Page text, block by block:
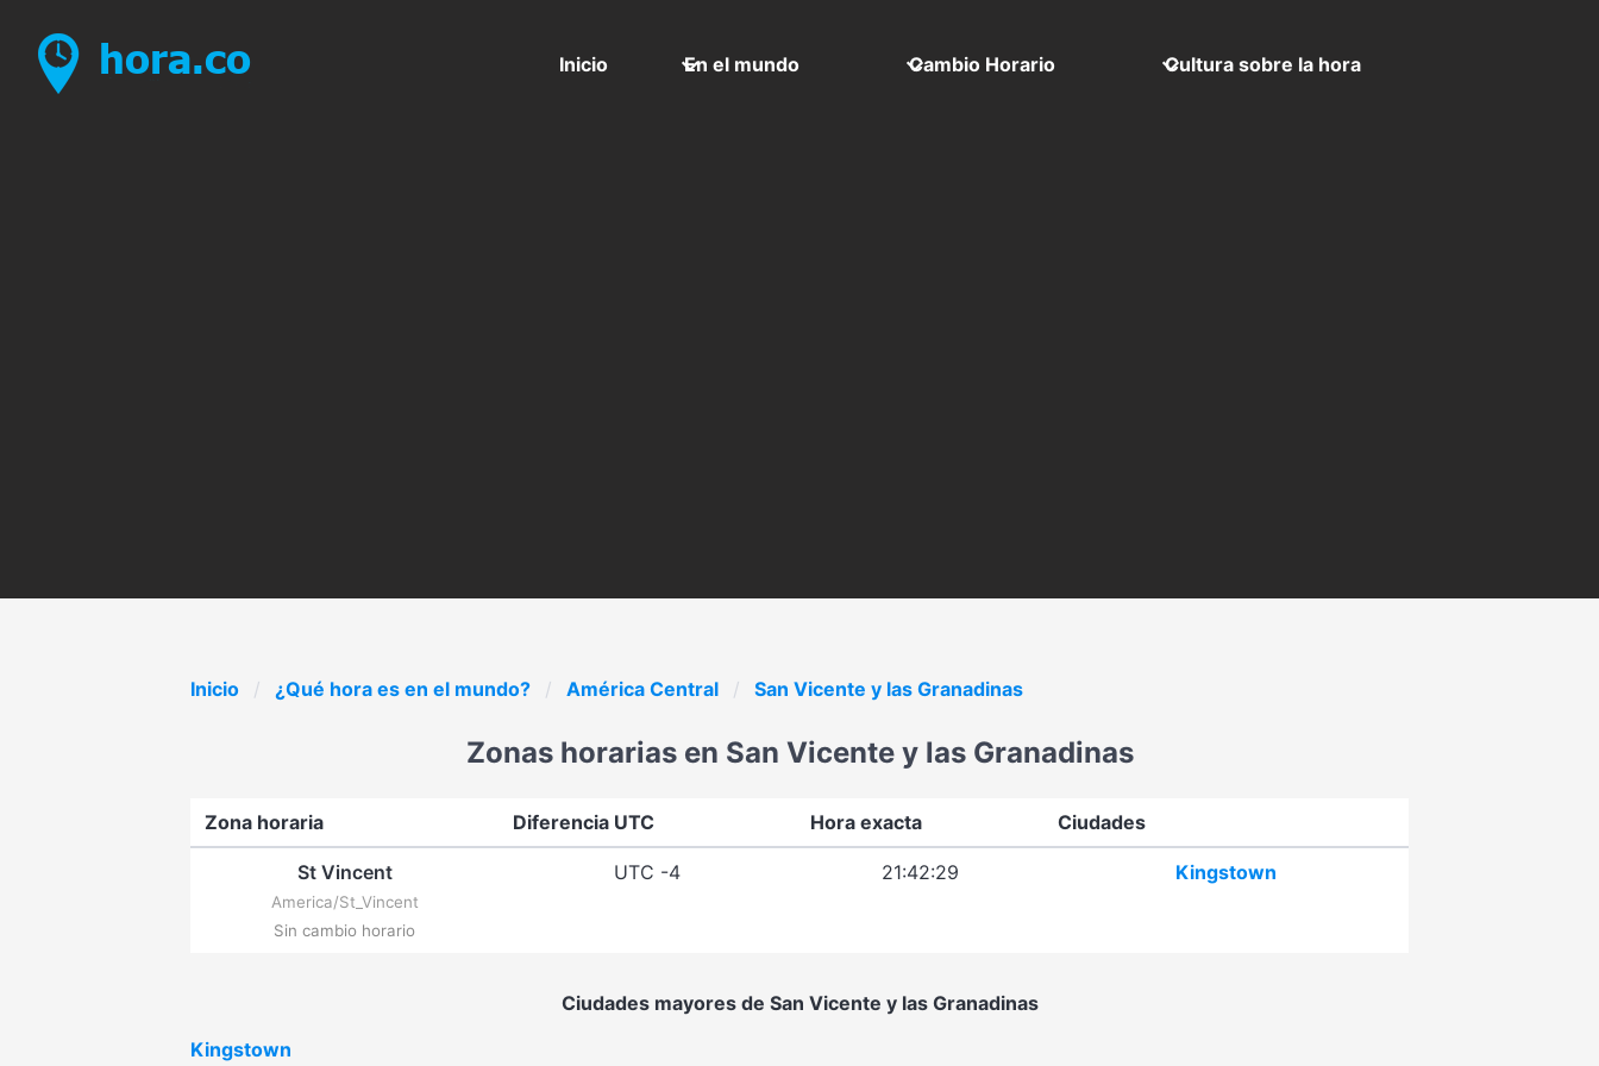
Inicio En el mundo Cambio Horario Cultura sobre la hora
Inicio ¿Qué hora es en el mundo? América Central San Vicente y las Granadinas
Zonas horarias en San Vicente y las Granadinas
Zona horaria Diferencia UTC Hora exacta Ciudades
St Vincent
America/St_Vincent
Sin cambio horario
UTC -4 21:42:29 Kingstown
Ciudades mayores de San Vicente y las Granadinas
Kingstown